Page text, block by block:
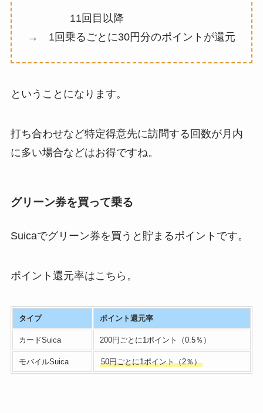
11回目以降
→ 1回乗るごとに30円分のポイントが還元
ということになります。
打ち合わせなど特定得意先に訪問する回数が月内
に多い場合などはお得ですね。
グリーン券を買って乗る
Suicaでグリーン券を買うと貯まるポイントです。
ポイント還元率はこちら。
タイプ ポイント還元率
カードSuica 200円ごとに1ポイント（0.5％）
モバイルSuica 50円ごとに1ポイント（2％）